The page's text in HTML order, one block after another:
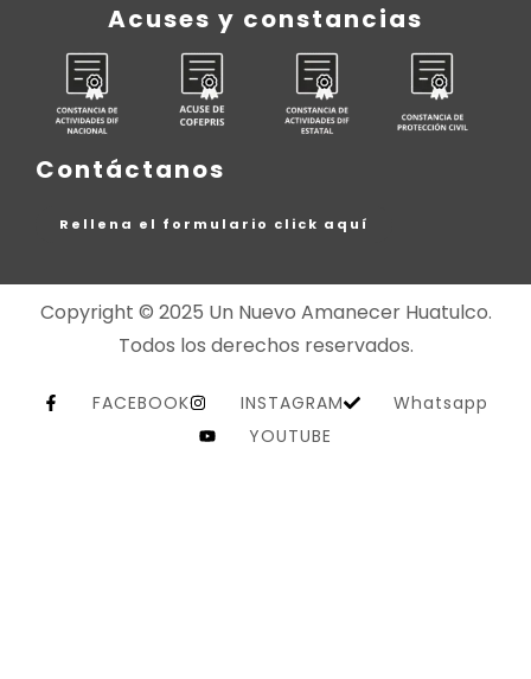
Acuses y constancias
Contáctanos
Rellena el formulario click aquí
Copyright © 2025 Un Nuevo Amanecer Huatulco.
Todos los derechos reservados.
FACEBOOK INSTAGRAM
Whatsapp
YOUTUBE